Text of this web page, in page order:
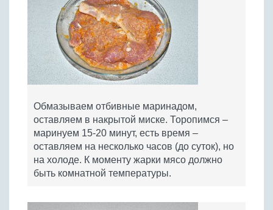
Обмазываем отбивные маринадом,
оставляем в накрытой миске. Торопимся –
маринуем 15-20 минут, есть время –
оставляем на несколько часов (до суток), но
на холоде. К моменту жарки мясо должно
быть комнатной температуры.